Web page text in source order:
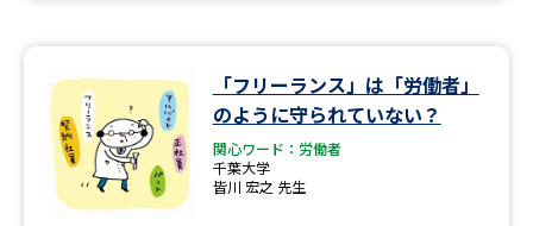
「フリーランス」は「労働者」
のように守られていない？
関心ワード：労働者
千葉大学
皆川 宏之 先生